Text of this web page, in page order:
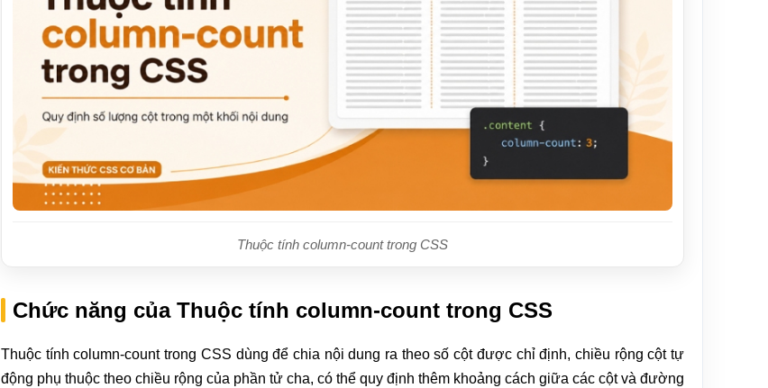
Thuộc tính column-count trong CSS
Chức năng của Thuộc tính column-count trong CSS
Thuộc tính column-count trong CSS dùng để chia nội dung ra theo số cột được chỉ định, chiều rộng cột tự
động phụ thuộc theo chiều rộng của phần tử cha, có thể quy định thêm khoảng cách giữa các cột và đường